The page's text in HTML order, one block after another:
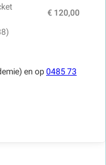
€ 120,00
en op0485 73